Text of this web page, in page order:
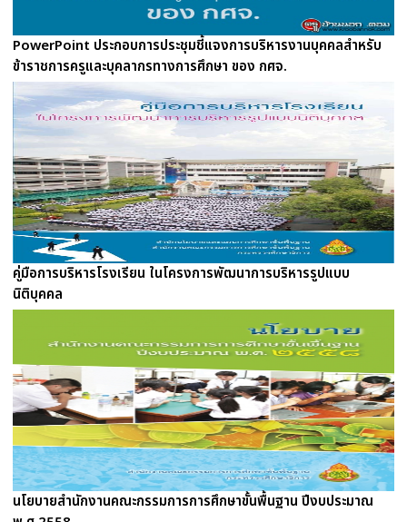
PowerPoint ประกอบการประชุมชี้แจงการบริหารงานบุคคลสำหรับ
ข้าราชการครูและบุคลากรทางการศึกษา ของ กศจ.
คู่มือการบริหารโรงเรียน ในโครงการพัฒนาการบริหารรูปแบบ
นิติบุคคล
นโยบายสำนักงานคณะกรรมการการศึกษาขั้นพื้นฐาน ปีงบประมาณ